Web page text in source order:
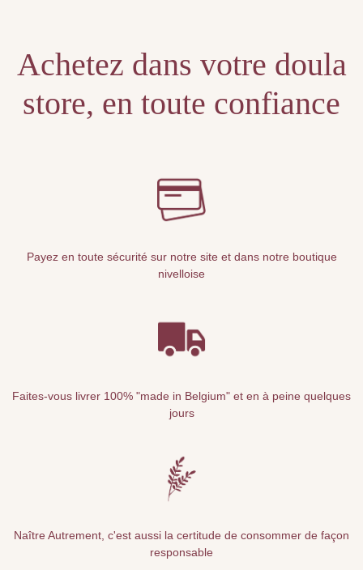
Achetez dans votre doula
store, en toute confiance
Payez en toute sécurité sur notre site et dans notre boutique
nivelloise
Faites-vous livrer 100% "made in Belgium" et en à peine quelques
jours
Naître Autrement, c'est aussi la certitude de consommer de façon
responsable